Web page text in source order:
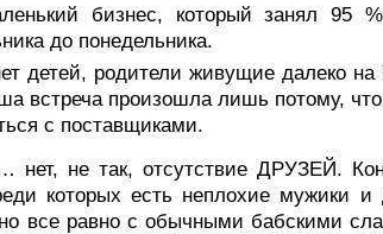
бизнес, который занял 95 %
до понедельника.
детей, родители живущие далеко
встреча произошла лишь потому,
с поставщиками.
нет, не так, отсутствие ДРУЗЕЙ.
которых есть неплохие мужики
все равно с обычными бабскими